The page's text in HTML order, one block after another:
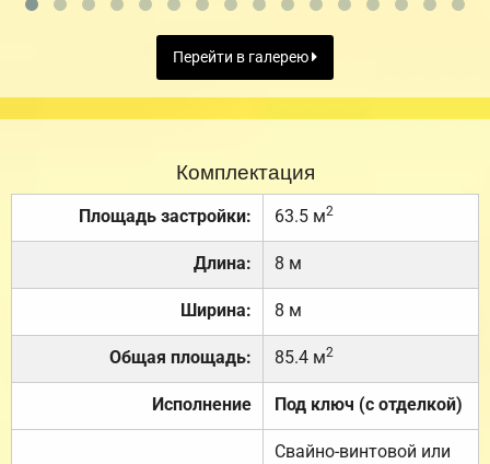
Перейти в галерею
Комплектация
Площадь застройки: 63.5 м2
Длина: 8 м
Ширина: 8 м
Общая площадь: 85.4 м2
Исполнение Под ключ (с отделкой)
Свайно-винтовой или